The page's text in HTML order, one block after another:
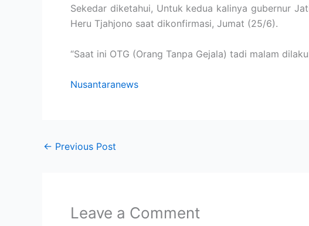
Sekedar diketahui, Untuk kedua kalinya gubernur
Heru Tjahjono saat dikonfirmasi, Jumat (25/6).
“Saat ini OTG (Orang Tanpa Gejala) tadi malam
Nusantaranews
← Previous Post
Leave a Comment